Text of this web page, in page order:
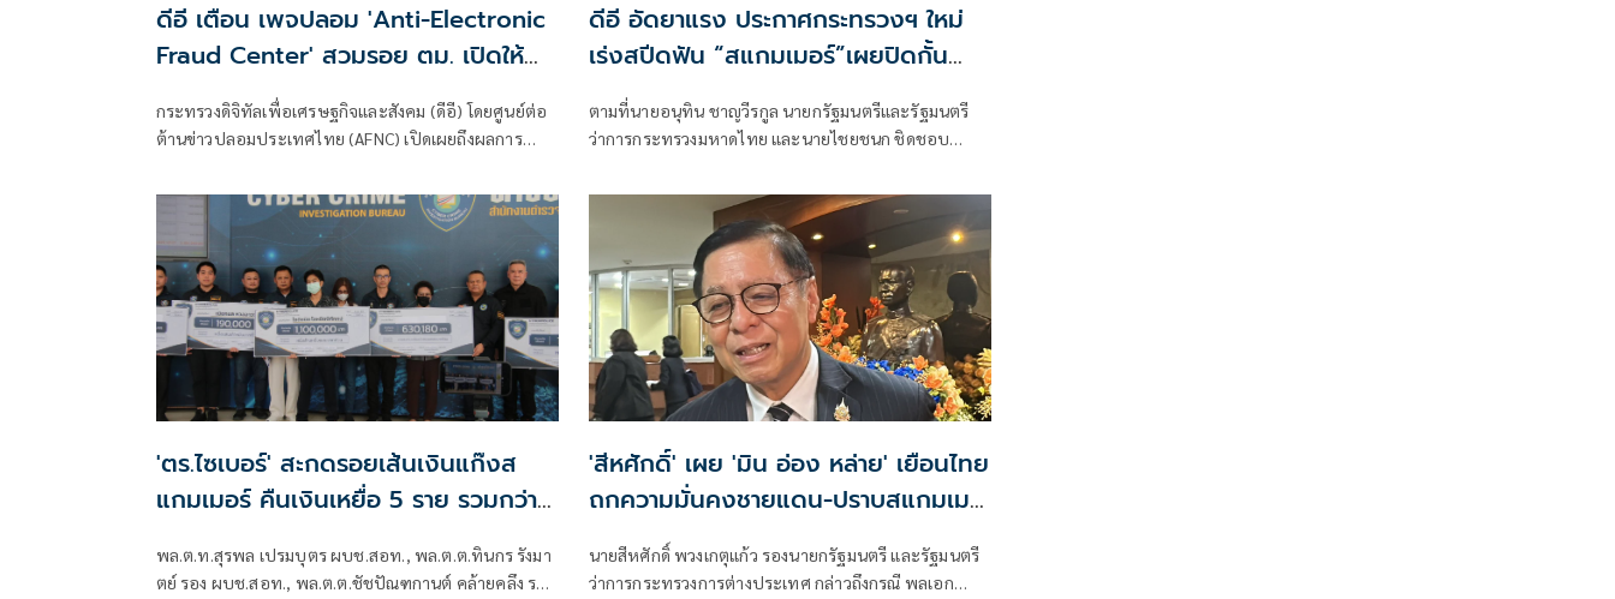
ดีอี เตือน เพจปลอม 'Anti-Electronic
Fraud Center' สวมรอย ตม. เปิดให้
ติดตามรับเงินคืนจาก 'สแกมเมอร์' ระวัง
สูญเงิน-ข้อมูลส่วนบุคคล
กระทรวงดิจิทัลเพื่อเศรษฐกิจและสังคม (ดีอี) โดยศูนย์ต่อ
ต้านข่าวปลอมประเทศไทย (AFNC) เปิดเผยถึงผลการ
ป้องกันและแก้ไขปัญหาภัยความมั่นคงและภัยทางสังคม
ของนายไชยชนก ชิดชอบ รัฐมนตรีว่าการกระทรวงดิจิทัล
เพื่อเศรษฐกิจและสังคม (ดีอี) โดยยกระดับความสำคัญ
เรื่องการสร้างความตระหนักรู้เท่าทันภัยอาชญากรรมทาง
เทคโนโลยี ข่าวปลอม และข้อมูลบิดเบือน
ดีอี อัดยาแรง ประกาศกระทรวงฯ ใหม่
เร่งสปีดฟัน “สแกมเมอร์”เผยปิดกั้น
URL เถื่อนแล้วกว่า 8.8 แสนรายการ
ตามที่นายอนุทิน ชาญวีรกูล นายกรัฐมนตรีและรัฐมนตรี
ว่าการกระทรวงมหาดไทย และนายไชยชนก ชิดชอบ
มอบนโยบายเร่งรัดป้องกันและปราบปรามอาชญากรรม
ออนไลน์ กระทรวงดีอี
'ตร.ไซเบอร์' สะกดรอยเส้นเงินแก๊งส
แกมเมอร์ คืนเงินเหยื่อ 5 ราย รวมกว่า
พล.ต.ท.สุรพล เปรมบุตร ผบช.สอท., พล.ต.ต.ทินกร รังมา
ตย์ รอง ผบช.สอท., พล.ต.ต.ชัชปัณฑกานต์ คล้ายคลึง รอง
'สีหศักดิ์' เผย 'มิน อ่อง หล่าย' เยือนไทย
ถกความมั่นคงชายแดน-ปราบสแกมเม
อร์-แก้สารพิษในแม่น้ำ
นายสีหศักดิ์ พวงเกตุแก้ว รองนายกรัฐมนตรี และรัฐมนตรี
ว่าการกระทรวงการต่างประเทศ กล่าวถึงกรณี พลเอก